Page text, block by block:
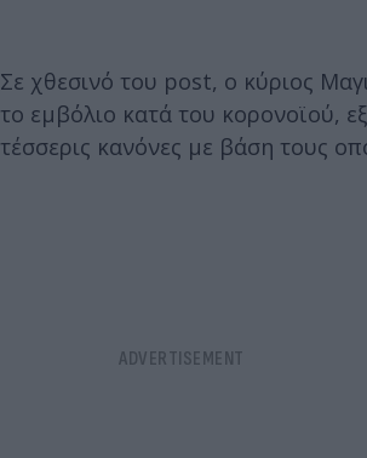
Σε χθεσινό του post, ο κύριος
το εμβόλιο κατά του κορονοϊού,
τέσσερις κανόνες με βάση τους